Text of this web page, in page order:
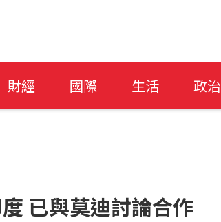
財經 國際 生活 政治
已與莫迪討論合作